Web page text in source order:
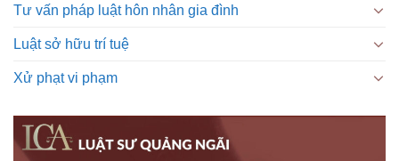
Tư vấn pháp luật hôn nhân gia đình
Luật sở hữu trí tuệ
Xử phạt vi phạm